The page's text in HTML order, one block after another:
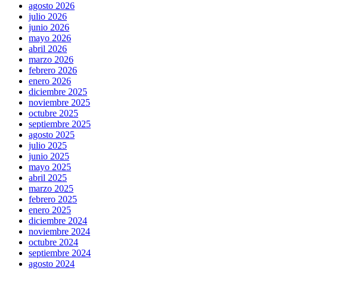
agosto 2026
julio 2026
junio 2026
mayo 2026
abril 2026
marzo 2026
febrero 2026
enero 2026
diciembre 2025
noviembre 2025
octubre 2025
septiembre 2025
agosto 2025
julio 2025
junio 2025
mayo 2025
abril 2025
marzo 2025
febrero 2025
enero 2025
diciembre 2024
noviembre 2024
octubre 2024
septiembre 2024
agosto 2024